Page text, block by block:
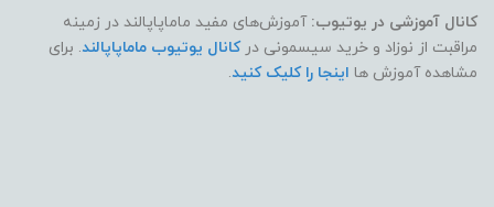
کانال آموزشی در یوتیوب: آموزش‌های مفید ماماپاپالند در زمینه
مراقبت از نوزاد و خرید سیسمونی درکانال یوتیوب ماماپاپالند. برای
مشاهده آموزش ها اینجا را کلیک کنید.